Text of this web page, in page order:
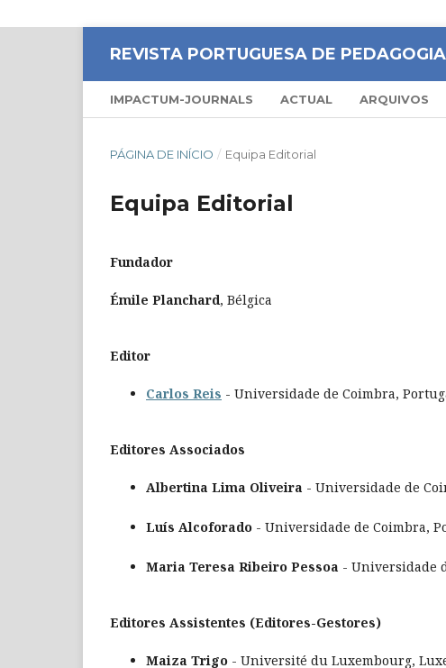
REVISTA PORTUGUESA DE PEDAGOGIA
IMPACTUM-JOURNALS ACTUAL ARQUIVOS
PÁGINA DE INÍCIO / Equipa Editorial
Equipa Editorial
Fundador
Émile Planchard, Bélgica
Editor
Carlos Reis - Universidade de Coimbra,
Editores Associados
Albertina Lima Oliveira - Universidade de
Luís Alcoforado - Universidade de Coimbra,
Maria Teresa Ribeiro Pessoa - Universidade
Editores Assistentes (Editores-Gestores)
Maiza Trigo - Université du Luxembourg,